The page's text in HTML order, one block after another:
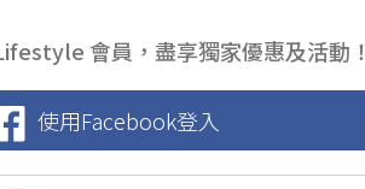
會員，盡享獨家優惠及活動！
使用Facebook登入